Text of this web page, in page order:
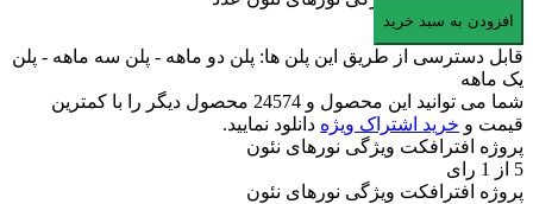
افزودن به سبد خرید
قابل دسترسی از طریق این پلن ها: پلن دو ماهه - پلن سه ماهه - پلن
یک ماهه
شما می توانید این محصول و 24574 محصول دیگر را با کمترین
قیمت و خرید اشتراک ویژه دانلود نمایید.
پروژه افترافکت ویژگی نورهای نئون
5 از 1 رای
پروژه افترافکت ویژگی نورهای نئون